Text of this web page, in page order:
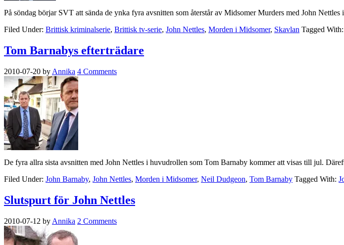
På söndag börjar SVT att sända de ynka fyra avsnitten som återstår av Midsomer Murders med John
Filed Under: Brittisk kriminalserie, Brittisk tv-serie, John Nettles, Morden i Midsomer, Skavlan Tagged With:
Tom Barnabys efterträdare
2010-07-20 by Annika 4 Comments
De fyra allra sista avsnitten med John Nettles i huvudrollen som Tom Barnaby kommer att visas till jul.
Filed Under: John Barnaby, John Nettles, Morden i Midsomer, Neil Dudgeon, Tom Barnaby Tagged With:
Slutspurt för John Nettles
2010-07-12 by Annika 2 Comments